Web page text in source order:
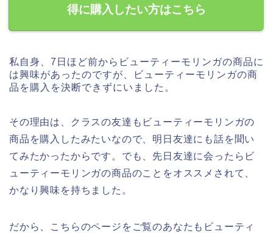
得に購入したい方はこちら
私自身、7日ほど前からビューティーモリンガの商品に
は興味があったのですが、ビューティーモリンガの商
品を購入を決断できずにいました。
その理由は、クラスの友達もビューティーモリンガの
商品を購入したみたいなので、明日友達にも話を聞い
てみたかったからです。でも、先日友達に会ったらビ
ューティーモリンガの商品のことをオススメされて、
かなり興味を持ちました。
だから、こちらのページをご覧のあなたもビューティ